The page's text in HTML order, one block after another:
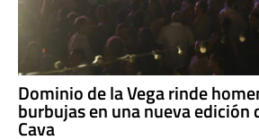
Dominio de la Vega rinde
burbujas en una nueva edición
Cava